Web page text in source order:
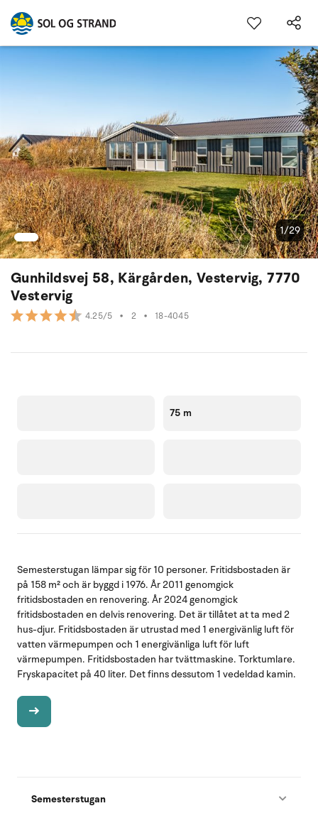
Gunhildsvej 58, Kärgården, Vestervig, 7770
Vestervig
4.25/5 • 2 • 18-4045
1/29
75 m
Semesterstugan lämpar sig för 10 personer. Fritidsbostaden är
på 158 m² och är byggd i 1976. År 2011 genomgick
fritidsbostaden en renovering. År 2024 genomgick
fritidsbostaden en delvis renovering. Det är tillåtet at ta med 2
hus-djur. Fritidsbostaden är utrustad med 1 energivänlig luft för
vatten värmepumpen och 1 energivänliga luft för luft
värmepumpen. Fritidsbostaden har tvättmaskine. Torktumlare.
Fryskapacitet på 40 liter. Det finns dessutom 1 vedeldad kamin.
Semesterstugan